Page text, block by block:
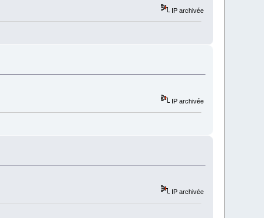
IP archivée
IP archivée
IP archivée